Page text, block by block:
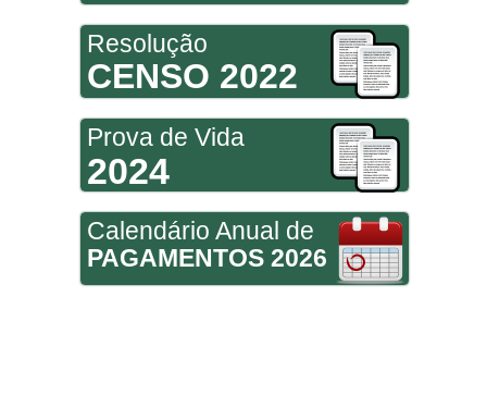
Resolução
CENSO 2022
Prova de Vida
2024
Calendário Anual de
PAGAMENTOS 2026